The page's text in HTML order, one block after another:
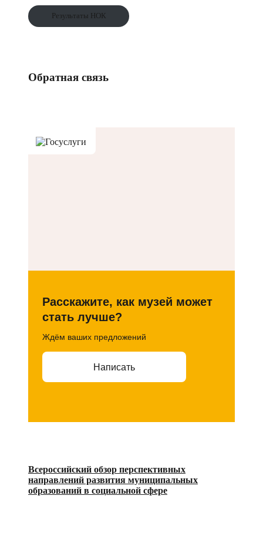
Результаты НОК
Обратная связь
Расскажите, как музей может
стать лучше?
Ждём ваших предложений
Написать
Всероссийский обзор перспективных
направлений развития муниципальных
образований в социальной сфере